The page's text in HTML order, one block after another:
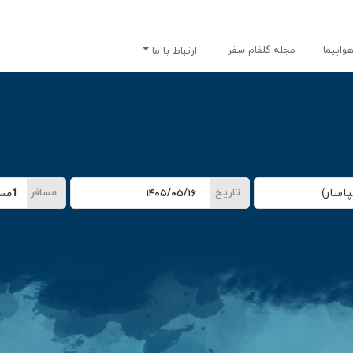
مجله گلفام سفر ارتباط با ما
تاریخ مسافر